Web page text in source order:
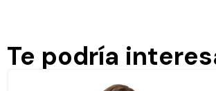
Te podría